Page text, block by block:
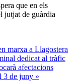
que en els
jutjat de guàrdia
marxa a Llagostera
dedicat al tràfic
afectacions
3 de juny »